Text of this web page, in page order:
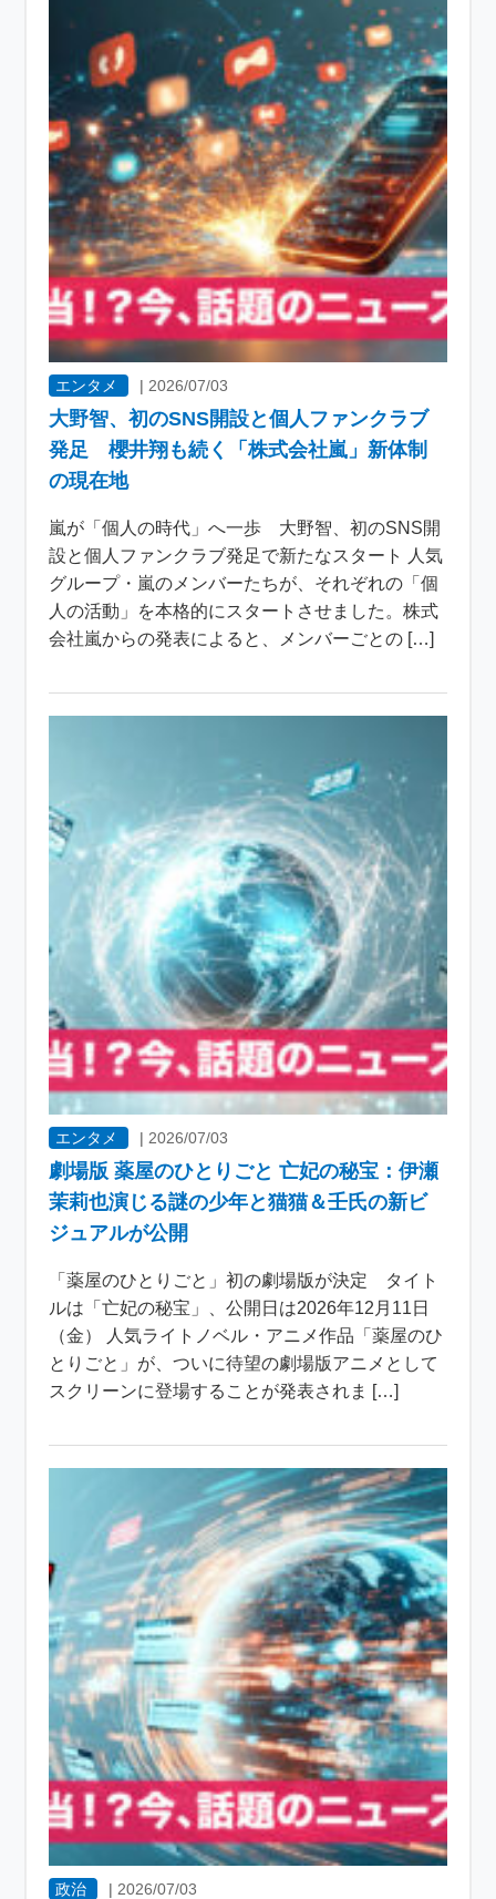
エンタメ |2026/07/03
大野智、初のSNS開設と個人ファンクラブ
発足 櫻井翔も続く「株式会社嵐」新体制
の現在地
嵐が「個人の時代」へ一歩 大野智、初のSNS開
設と個人ファンクラブ発足で新たなスタート 人気
グループ・嵐のメンバーたちが、それぞれの「個
人の活動」を本格的にスタートさせました。株式
会社嵐からの発表によると、メンバーごとの […]
エンタメ | 2026/07/03
劇場版 薬屋のひとりごと 亡妃の秘宝：伊瀬
茉莉也演じる謎の少年と猫猫＆壬氏の新ビ
ジュアルが公開
「薬屋のひとりごと」初の劇場版が決定 タイト
ルは「亡妃の秘宝」、公開日は2026年12月11日
（金） 人気ライトノベル・アニメ作品「薬屋のひ
とりごと」が、ついに待望の劇場版アニメとして
スクリーンに登場することが発表されま […]
政治 | 2026/07/03